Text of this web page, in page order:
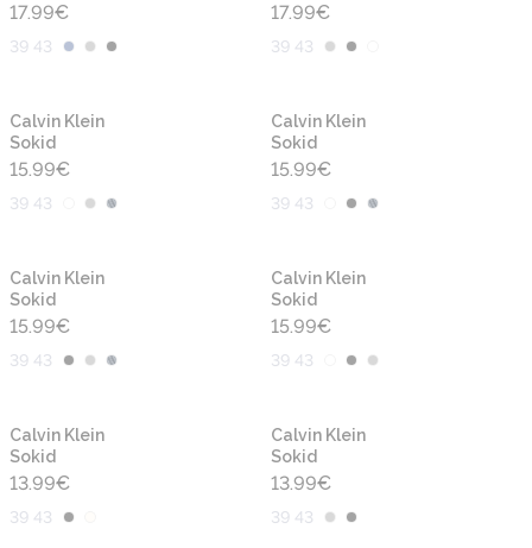
17.99€
39 43
17.99€
39 43
Calvin Klein
Sokid
15.99€
39 43
Calvin Klein
Sokid
15.99€
39 43
Calvin Klein
Sokid
15.99€
39 43
Calvin Klein
Sokid
15.99€
39 43
Calvin Klein
Sokid
13.99€
39 43
Calvin Klein
Sokid
13.99€
39 43